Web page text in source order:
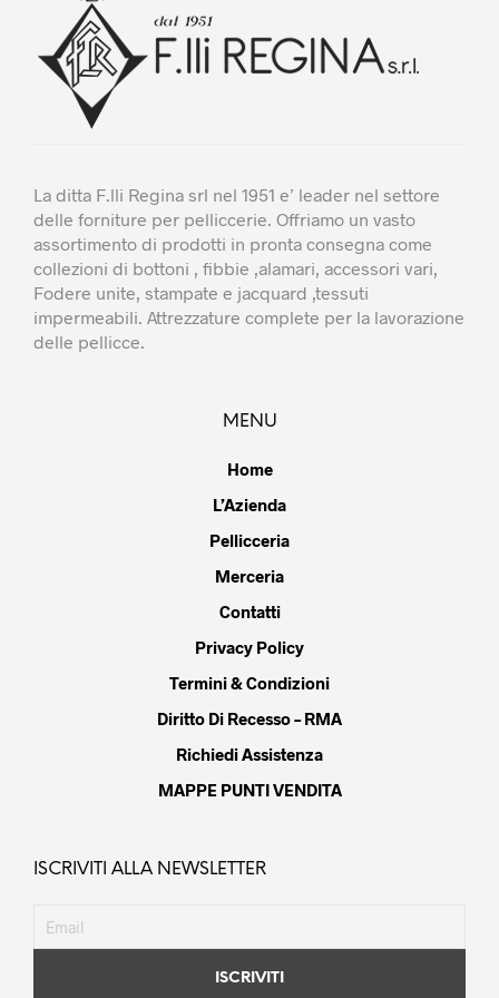
pagina
del
La ditta F.lli Regina srl nel 1951 e’ leader nel settore
delle forniture per pelliccerie. Offriamo un vasto
assortimento di prodotti in pronta consegna come
collezioni di bottoni , fibbie ,alamari, accessori vari,
Fodere unite, stampate e jacquard ,tessuti
impermeabili. Attrezzature complete per la lavorazione
delle pellicce.
MENU
Home
L’Azienda
Pellicceria
Merceria
Contatti
Privacy Policy
Termini & Condizioni
Diritto Di Recesso – RMA
Richiedi Assistenza
MAPPE PUNTI VENDITA
ISCRIVITI ALLA NEWSLETTER